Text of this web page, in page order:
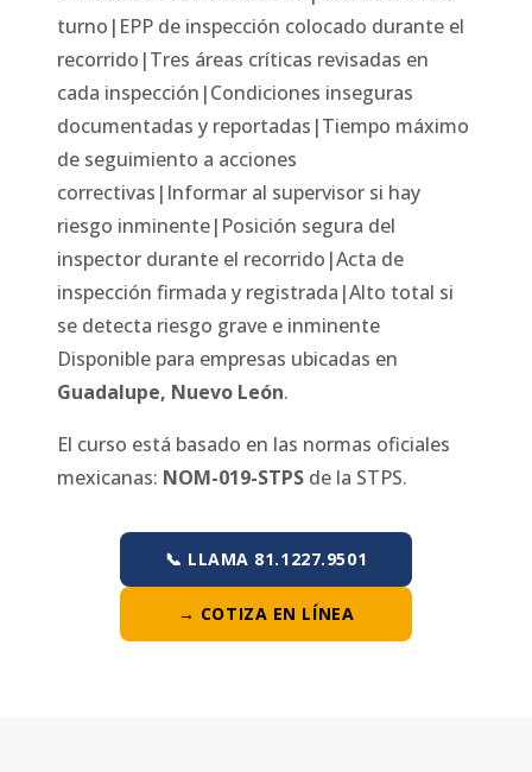
turno|EPP de inspección colocado durante el
recorrido|Tres áreas críticas revisadas en
cada inspección|Condiciones inseguras
documentadas y reportadas|Tiempo máximo
de seguimiento a acciones
correctivas|Informar al supervisor si hay
riesgo inminente|Posición segura del
inspector durante el recorrido|Acta de
inspección firmada y registrada|Alto total si
se detecta riesgo grave e inminente
Disponible para empresas ubicadas en
Guadalupe, Nuevo León.
El curso está basado en las normas oficiales
mexicanas: NOM-019-STPS de la STPS.
📞 LLAMA 81.1227.9501
→ COTIZA EN LÍNEA